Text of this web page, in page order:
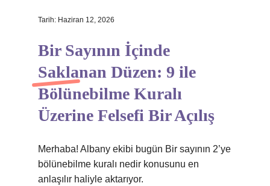
Tarih: Haziran 12, 2026
Bir Sayının İçinde
Saklanan Düzen: 9 ile
Bölünebilme Kuralı
Üzerine Felsefi Bir Açılış
Merhaba! Albany ekibi bugün Bir sayının 2’ye
bölünebilme kuralı nedir konusunu en
anlaşılır haliyle aktarıyor.